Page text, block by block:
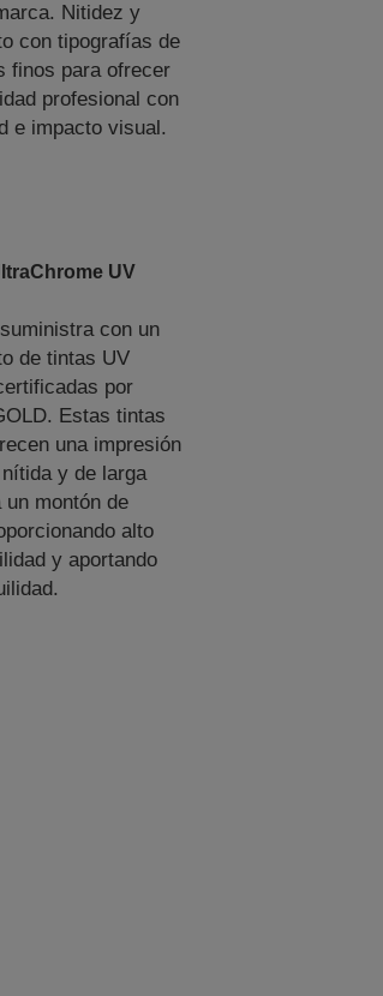
Nitidez y
con tipografías de
finos para ofrecer
profesional con
e impacto visual.
UV
con un
de tintas UV
por
Estas tintas
una impresión
y de larga
un montón de
alto
y aportando